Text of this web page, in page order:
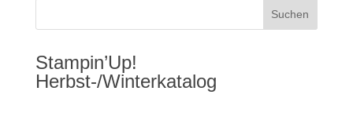
Stampin’Up!
Herbst-/Winterkatalog